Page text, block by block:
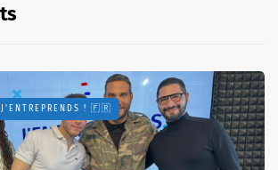
J'ENTREPRENDS ! 🇫🇷